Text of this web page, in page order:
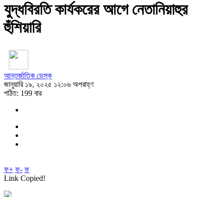
যুদ্ধবিরতি কার্যকরের আগে নেতানিয়াহুর
হুঁশিয়ারি
আন্তর্জাতিক ডেস্ক
জানুয়ারি ১৯, ২০২৫ ১২:০৬ অপরাহ্ণ
পঠিত: 199 বার
ফ+ ফ- ফ
Link Copied!